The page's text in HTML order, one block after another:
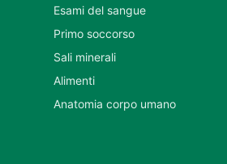
Esami del sangue
Primo soccorso
Sali minerali
Alimenti
Anatomia corpo umano